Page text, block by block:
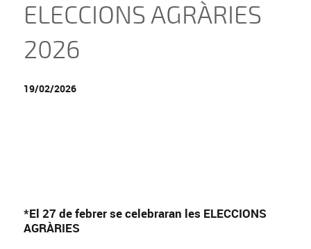
ELECCIONS AGRÀRIES
2026
19/02/2026
*El 27 de febrer se celebraran les ELECCIONS
AGRÀRIES